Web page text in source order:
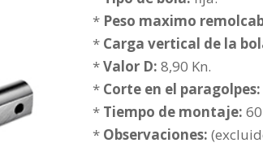
* Peso maximo
* Carga vertical de la
*Valor D: 8,90 Kn.
* Corte en el paragolpes:
* Tiempo de montaje:
* Observaciones: